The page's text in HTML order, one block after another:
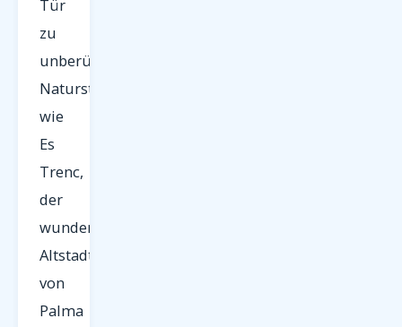
Tür
zu
unberührten
Naturstränden
wie
Es
Trenc,
der
wunderschönen
Altstadt
von
Palma